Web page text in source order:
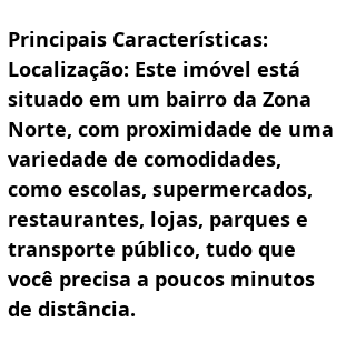
Principais Características:
Localização: Este imóvel está
situado em um bairro da Zona
Norte, com proximidade de uma
variedade de comodidades,
como escolas, supermercados,
restaurantes, lojas, parques e
transporte público, tudo que
você precisa a poucos minutos
de distância.